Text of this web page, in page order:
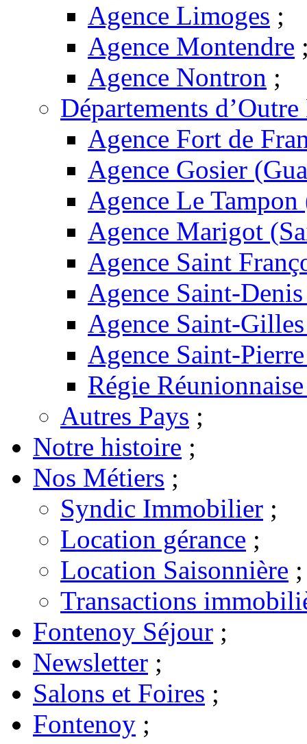
Agence Limoges ;
Agence Montendre
Agence Nontron ;
Départements
Agence Fort de
Agence Gosier
Agence Le
Agence Marigot
Agence Saint
Agence Saint-
Agence Saint-
Agence Saint-
Régie
Autres Pays ;
Notre histoire ;
Nos Métiers ;
Syndic Immobilier ;
Location gérance ;
Location Saisonnière ;
Transactions
Fontenoy Séjour ;
Newsletter ;
Salons et Foires ;
Fontenoy ;